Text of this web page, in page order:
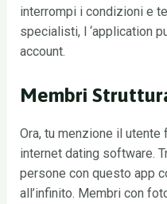
interrompi i condizioni e
specialisti, l ‘application
account.
Membri
Ora, tu menzione il
internet dating software.
persone con questo app
all’infinito. Membri con